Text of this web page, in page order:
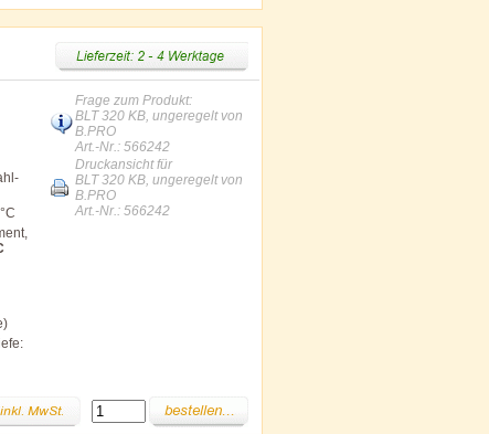
Bestückungsvarianten,
Frage zum Produkt:
BLT 320 KB, ungeregelt von
B.PRO
Art.-Nr.: 566242
Druckansicht für
BLT 320 KB, ungeregelt von
B.PRO
Art.-Nr.: 566242